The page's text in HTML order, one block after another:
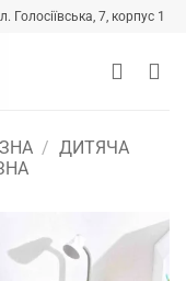
7, корпус 1
/ ДИТЯЧА